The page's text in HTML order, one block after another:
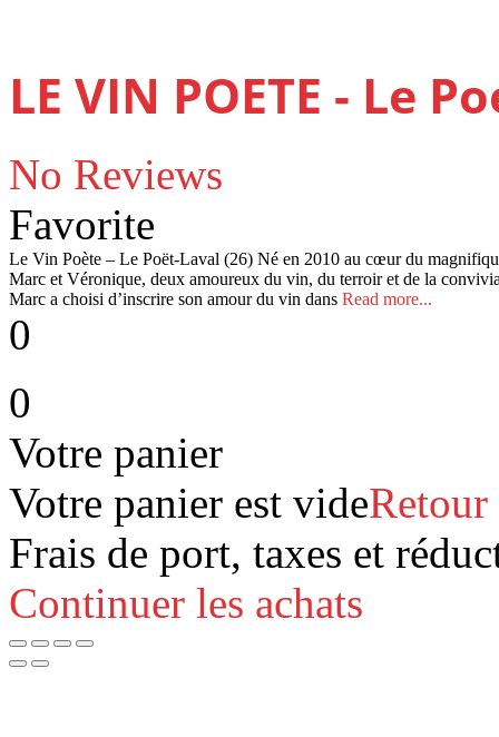
LE VIN POETE - Le
No Reviews
Favorite
Le Vin Poète – Le Poët-Laval (26) Né en 2010 au cœur du
Marc et Véronique, deux amoureux du vin, du terroir et de la
Marc a choisi d’inscrire son amour du vin dans Read more...
0
0
Votre panier
Votre panier est vide
Frais de port, taxes et
Continuer les achats